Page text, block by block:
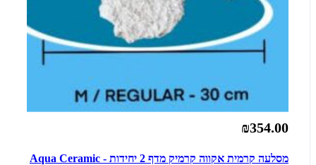
₪354.00
מסלעה קרמית אקווה קרמיק מדף 2 יחידות - Aqua Ceramic